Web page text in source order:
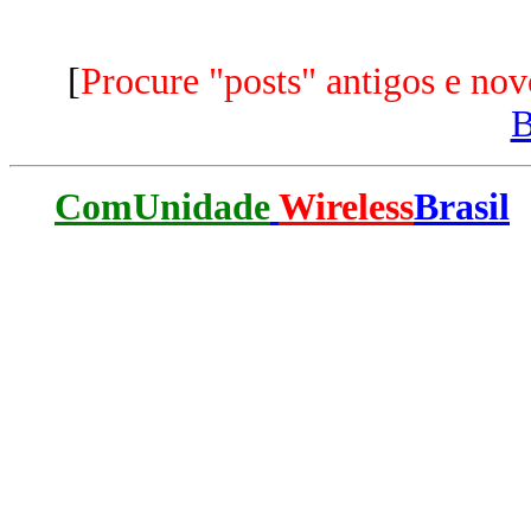
[Procure "posts" antigos e
ComUnidade WirelessBrasil